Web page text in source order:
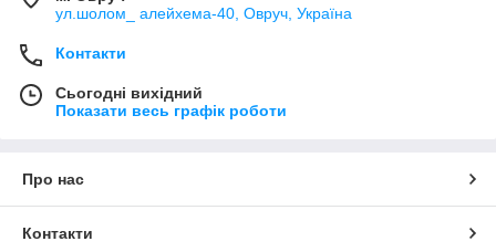
ул.шолом_ алейхема-40, Овруч, Україна
Контакти
Сьогодні вихідний
Показати весь графік роботи
Про нас
Контакти